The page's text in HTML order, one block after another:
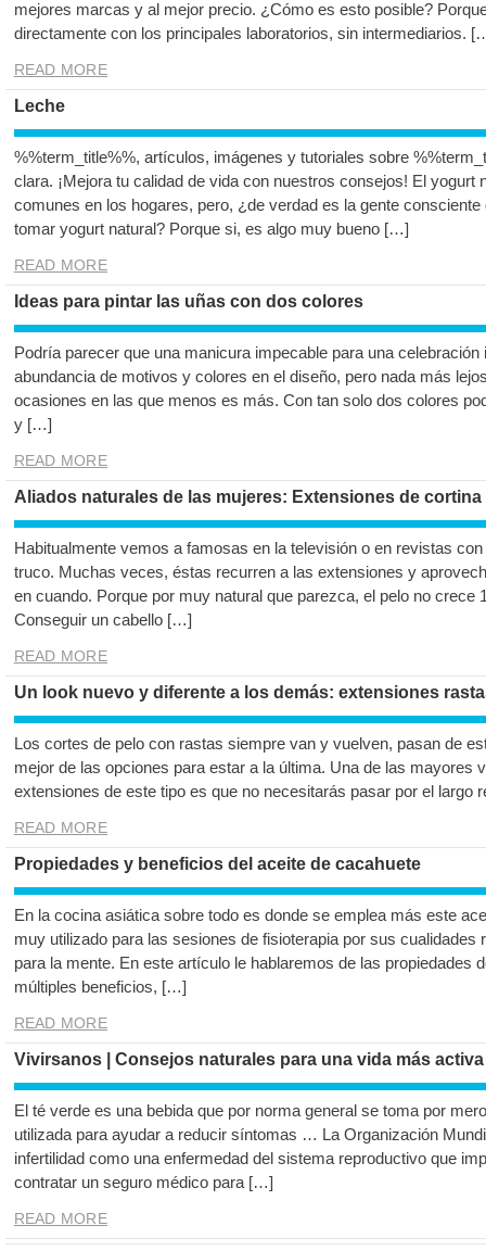
mejores marcas y al mejor precio. ¿Cómo es esto posible?
directamente con los principales laboratorios, sin intermediarios.
READ MORE
Leche
%%term_title%%, artículos, imágenes y tutoriales sobre
clara. ¡Mejora tu calidad de vida con nuestros consejos! El yogurt
comunes en los hogares, pero, ¿de verdad es la gente
tomar yogurt natural? Porque si, es algo muy bueno […]
READ MORE
Ideas para pintar las uñas con dos colores
Podría parecer que una manicura impecable para una
abundancia de motivos y colores en el diseño, pero nada más
ocasiones en las que menos es más. Con tan solo dos colores
y […]
READ MORE
Aliados naturales de las mujeres: Extensiones de cortina
Habitualmente vemos a famosas en la televisión o en revistas
truco. Muchas veces, éstas recurren a las extensiones y
en cuando. Porque por muy natural que parezca, el pelo no crece
Conseguir un cabello […]
READ MORE
Un look nuevo y diferente a los demás: extensiones
Los cortes de pelo con rastas siempre van y vuelven, pasan de
mejor de las opciones para estar a la última. Una de las mayores
extensiones de este tipo es que no necesitarás pasar por el largo
READ MORE
Propiedades y beneficios del aceite de cacahuete
En la cocina asiática sobre todo es donde se emplea más este
muy utilizado para las sesiones de fisioterapia por sus cualidades
para la mente. En este artículo le hablaremos de las propiedades
múltiples beneficios, […]
READ MORE
Vivirsanos | Consejos naturales para una vida más
El té verde es una bebida que por norma general se toma por
utilizada para ayudar a reducir síntomas … La Organización
infertilidad como una enfermedad del sistema reproductivo que
contratar un seguro médico para […]
READ MORE